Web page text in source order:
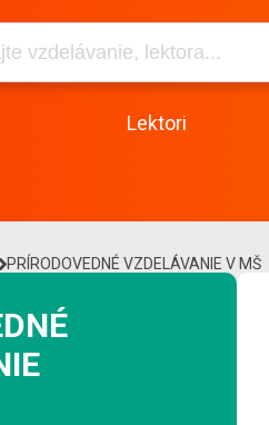
Lektori
PRÍRODOVEDNÉ VZDELÁVANIE V MŠ